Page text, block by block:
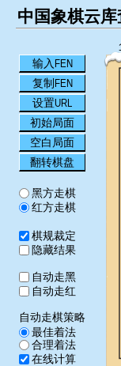
中国象棋云库
输入FEN
复制FEN
设置URL
初始局面
空白局面
翻转棋盘
黑方走棋
红方走棋
棋规裁定
隐藏结果
自动走黑
自动走红
自动走棋策略
最佳着法
合理着法
在线计算